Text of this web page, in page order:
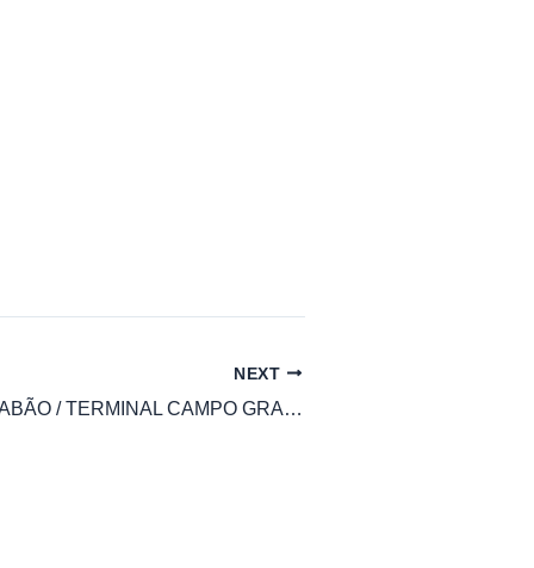
NEXT
ÔNIBUS 789 SABÃO / TERMINAL CAMPO GRANDE VIA CACHOEIRINHA/CAMPO VERDE